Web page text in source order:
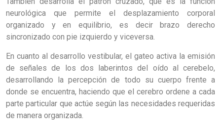
neurológica que permite el desplazamiento corporal
organizado y en equilibrio, es decir brazo derecho
sincronizado con pie izquierdo y viceversa.
En cuanto al desarrollo vestibular, el gateo activa la emisión
de señales de los dos laberintos del oído al cerebelo,
desarrollando la percepción de todo su cuerpo frente a
donde se encuentra, haciendo que el cerebro ordene a cada
parte particular que actúe según las necesidades requeridas
de manera organizada.